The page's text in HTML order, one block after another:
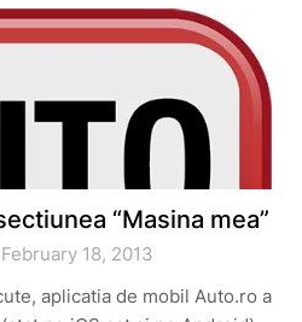
“Masina mea”
18, 2013
aplicatia de mobil Auto.ro a